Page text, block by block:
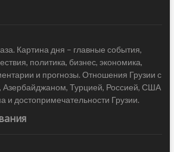
Картина дня – главные события,
политика, бизнес, экономика,
и прогнозы. Отношения Грузии с
Азербайджаном, Турцией, Россией, США
и достопримечательности Грузии.